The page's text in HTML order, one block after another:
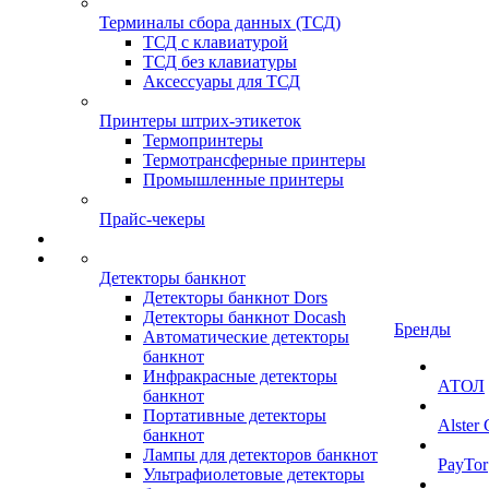
Терминалы сбора данных (ТСД)
ТСД с клавиатурой
ТСД без клавиатуры
Аксессуары для ТСД
Принтеры штрих-этикеток
Термопринтеры
Термотрансферные принтеры
Промышленные принтеры
Прайс-чекеры
Детекторы банкнот
Детекторы банкнот Dors
Детекторы банкнот Docash
Автоматические детекторы
банкнот
Инфракрасные детекторы
банкнот
Портативные детекторы
банкнот
Лампы для детекторов банкнот
Ультрафиолетовые детекторы
Бренды
АТОЛ
Alster
PayTor